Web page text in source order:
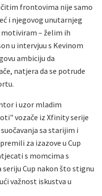
frontovima nije samo
i njegovog unutarnjeg
– želim ih
u intervjuu s Kevinom
ambiciju da
natjera da se potrude
i uzor mladim
vozače iz Xfinity serije
sa starijim i
za izazove u Cup
s momcima s
Cup nakon što stignu
važnost iskustva u